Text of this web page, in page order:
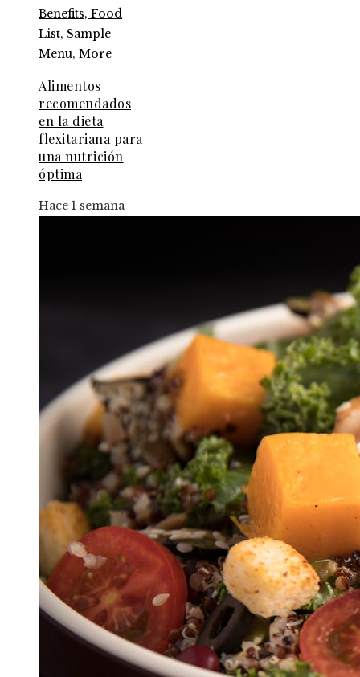
Alimentos
recomendados
en la dieta
flexitariana para
una nutrición
óptima
Hace 1 semana